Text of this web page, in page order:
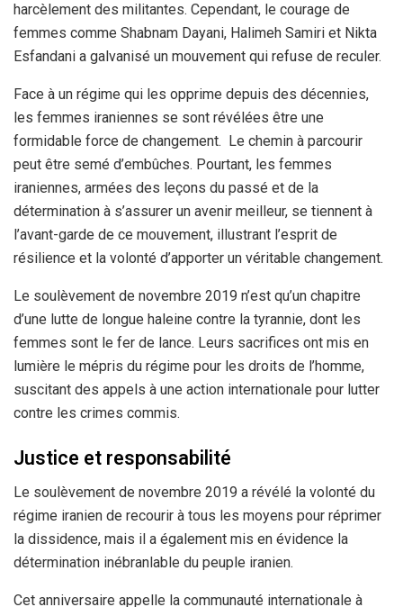
harcèlement des militantes. Cependant, le courage de
femmes comme Shabnam Dayani, Halimeh Samiri et Nikta
Esfandani a galvanisé un mouvement qui refuse de reculer.
Face à un régime qui les opprime depuis des décennies,
les femmes iraniennes se sont révélées être une
formidable force de changement. Le chemin à parcourir
peut être semé d’embûches. Pourtant, les femmes
iraniennes, armées des leçons du passé et de la
détermination à s’assurer un avenir meilleur, se tiennent à
l’avant-garde de ce mouvement, illustrant l’esprit de
résilience et la volonté d’apporter un véritable changement.
Le soulèvement de novembre 2019 n’est qu’un chapitre
d’une lutte de longue haleine contre la tyrannie, dont les
femmes sont le fer de lance. Leurs sacrifices ont mis en
lumière le mépris du régime pour les droits de l’homme,
suscitant des appels à une action internationale pour lutter
contre les crimes commis.
Justice et responsabilité
Le soulèvement de novembre 2019 a révélé la volonté du
régime iranien de recourir à tous les moyens pour réprimer
la dissidence, mais il a également mis en évidence la
détermination inébranlable du peuple iranien.
Cet anniversaire appelle la communauté internationale à